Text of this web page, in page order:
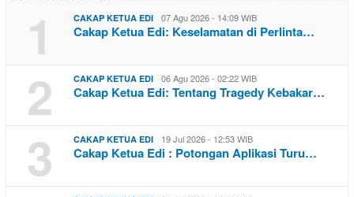
1 CAKAP KETUA EDI 07 Agu 2026 - 14:09 WIB
Cakap Ketua Edi: Keselamatan di Perlinta…
2 CAKAP KETUA EDI 06 Agu 2026 - 02:22 WIB
Cakap Ketua Edi: Tentang Tragedy Kebakar…
3 CAKAP KETUA EDI 19 Jul 2026 - 12:53 WIB
Cakap Ketua Edi : Potongan Aplikasi Turu…